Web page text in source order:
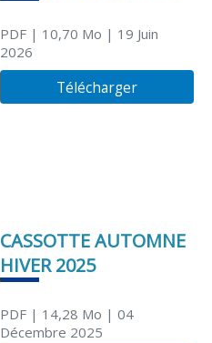
PDF| 10,70 Mo | 19 Juin
2026
Télécharger
CASSOTTE AUTOMNE
HIVER 2025
PDF| 14,28 Mo | 04
Décembre 2025